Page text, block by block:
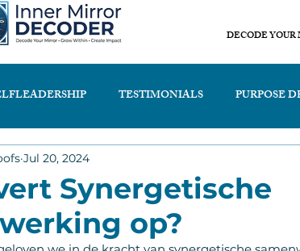
DECODE YOUR
TESTIMONIALS PURPOSE
Synergetische
op?
Jul 20, 2024